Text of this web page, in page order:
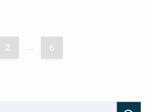
2 ... 6